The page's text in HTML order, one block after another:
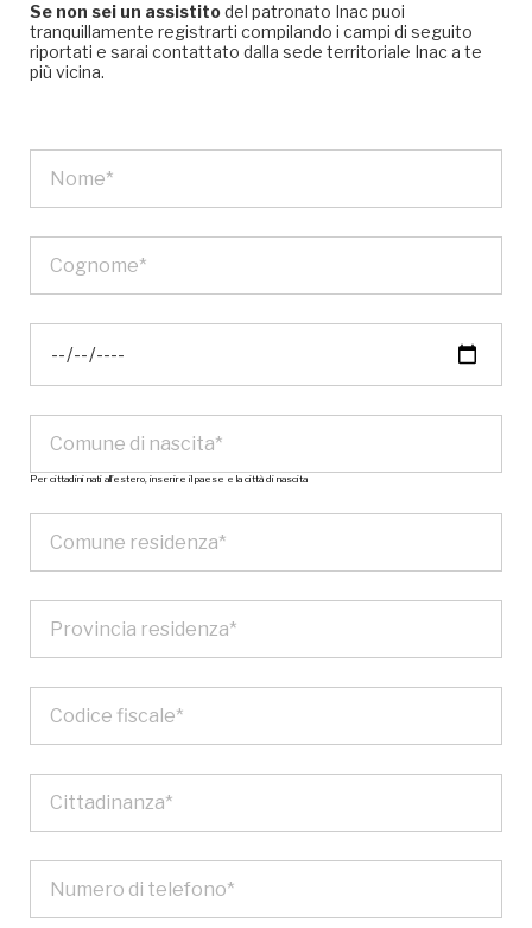
Se non sei un assistitodel patronato Inac puoi
tranquillamente registrarti compilando i campi di seguito
riportati e sarai contattato dalla sede territoriale Inac a te
più vicina.
Per cittadini nati all’estero, inserire il paese e la città di nascita